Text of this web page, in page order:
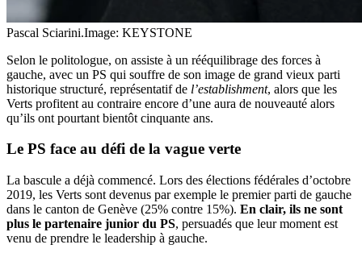
Pascal Sciarini.Image: KEYSTONE
Selon le politologue, on assiste à un rééquilibrage des forces à
gauche, avec un PS qui souffre de son image de grand vieux parti
historique structuré, représentatif de l’establishment, alors que les
Verts profitent au contraire encore d’une aura de nouveauté alors
qu’ils ont pourtant bientôt cinquante ans.
Le PS face au défi de la vague verte
La bascule a déjà commencé. Lors des élections fédérales d’octobre
2019, les Verts sont devenus par exemple le premier parti de gauche
dans le canton de Genève (25% contre 15%). En clair, ils ne sont
plus le partenaire junior du PS, persuadés que leur moment est
venu de prendre le leadership à gauche.